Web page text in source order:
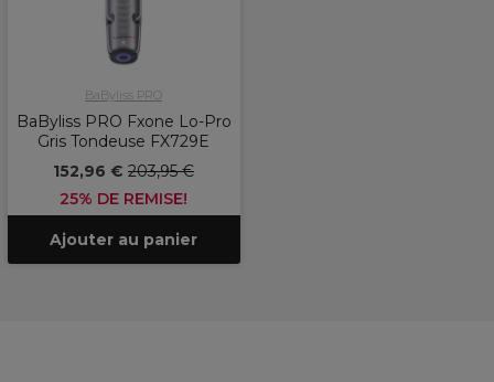
BaByliss PRO
BaByliss PRO Fxone Lo-Pro
Gris Tondeuse FX729E
152,96 € 203,95 €
25% DE REMISE!
Ajouter au panier